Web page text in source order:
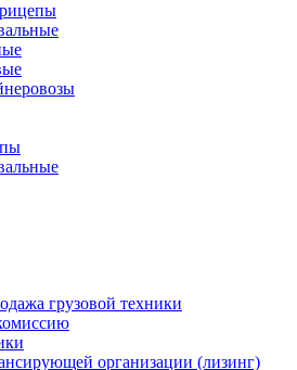
грузовой техники
организации (лизинг)